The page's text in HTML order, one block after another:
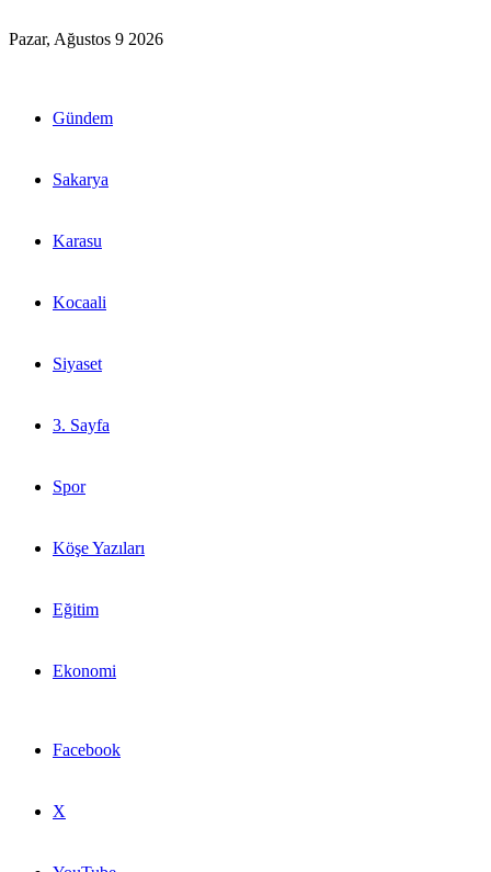
Pazar, Ağustos 9 2026
Gündem
Sakarya
Karasu
Kocaali
Siyaset
3. Sayfa
Spor
Köşe Yazıları
Eğitim
Ekonomi
Facebook
X